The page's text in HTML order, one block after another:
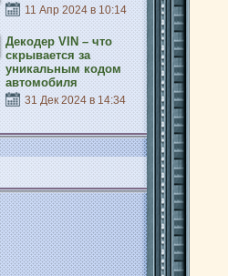
11 Апр 2024 в 10:14
Декодер VIN – что
скрывается за
уникальным кодом
автомобиля
31 Дек 2024 в 14:34